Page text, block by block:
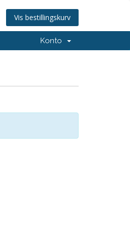
Vis bestillingskurv
Konto